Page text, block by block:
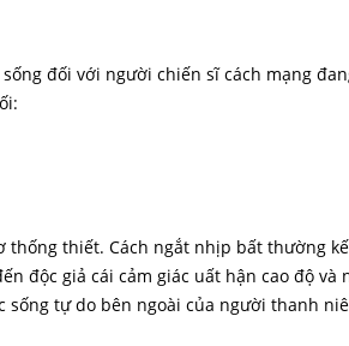
đối với người chiến sĩ cách mạng
thiết. Cách ngắt nhịp bất thường
độc giả cái cảm giác uất hận cao độ và
tự do bên ngoài của người thanh